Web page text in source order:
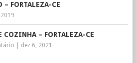
– FORTALEZA-CE
COZINHA – FORTALEZA-CE
dez 6, 2021